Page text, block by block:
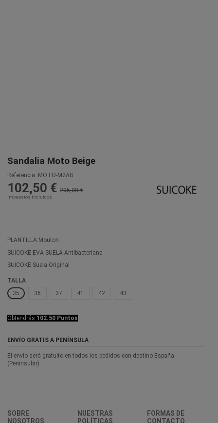
Sandalia Moto Beige
Referencia: MOTO-M2AB
102,50 € 205,00 €
Impuestos incluidos
PLANTILLA Mouton
SUICOKE EVA SUELA Antibacteriana
SUICOKE Suela Original
TALLA
35
36 37 41 42 43
Obtendrás 102.50 Puntos
ENVÍO GRATIS A PENÍNSULA
El envío será gratuito en todos los pedidos con destino España
(Peninsular).
SOBRE
NOSOTROS
NUESTRAS
POLÍTICAS
FORMAS DE
CONTACTO